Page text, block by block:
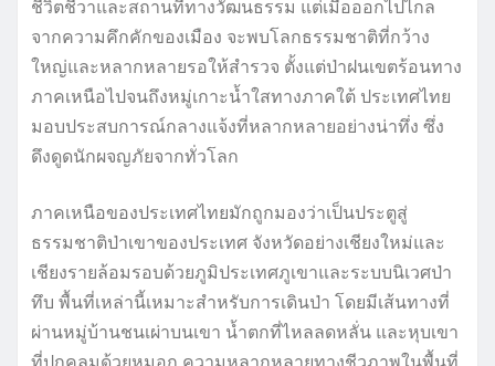
ชีวิตชีวาและสถานที่ทางวัฒนธรรม แต่เมื่อออกไปไกล
จากความคึกคักของเมือง จะพบโลกธรรมชาติที่กว้าง
ใหญ่และหลากหลายรอให้สำรวจ ตั้งแต่ป่าฝนเขตร้อนทาง
ภาคเหนือไปจนถึงหมู่เกาะน้ำใสทางภาคใต้ ประเทศไทย
มอบประสบการณ์กลางแจ้งที่หลากหลายอย่างน่าทึ่ง ซึ่ง
ดึงดูดนักผจญภัยจากทั่วโลก
ภาคเหนือของประเทศไทยมักถูกมองว่าเป็นประตูสู่
ธรรมชาติป่าเขาของประเทศ จังหวัดอย่างเชียงใหม่และ
เชียงรายล้อมรอบด้วยภูมิประเทศภูเขาและระบบนิเวศป่า
ทึบ พื้นที่เหล่านี้เหมาะสำหรับการเดินป่า โดยมีเส้นทางที่
ผ่านหมู่บ้านชนเผ่าบนเขา น้ำตกที่ไหลลดหลั่น และหุบเขา